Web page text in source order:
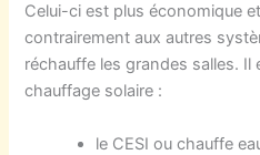
Celui-ci est plus économique
contrairement aux autres
réchauffe les grandes salles.
chauffage solaire :
le CESI ou chauffe